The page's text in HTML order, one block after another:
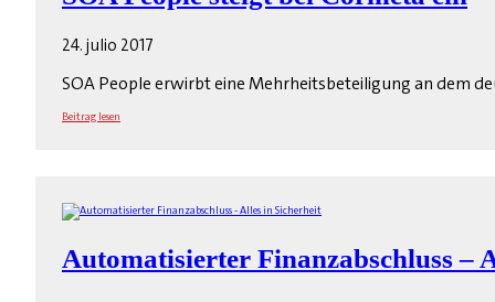
24. julio 2017
SOA People erwirbt eine Mehrheitsbeteiligung an dem
Beitrag lesen
Automatisierter Finanzabschluss –